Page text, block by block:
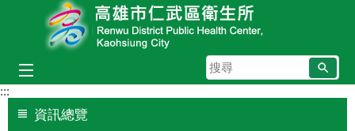
跳到主要內容區塊
搜
尋
:::
資訊總覽